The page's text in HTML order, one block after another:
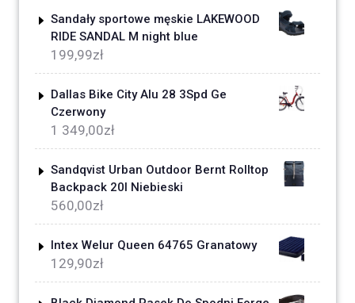
Sandały sportowe męskie LAKEWOOD
RIDE SANDAL M night blue
199,99zł
Dallas Bike City Alu 28 3Spd Ge
Czerwony
1 349,00zł
Sandqvist Urban Outdoor Bernt Rolltop
Backpack 20l Niebieski
560,00zł
Intex Welur Queen 64765 Granatowy
129,90zł